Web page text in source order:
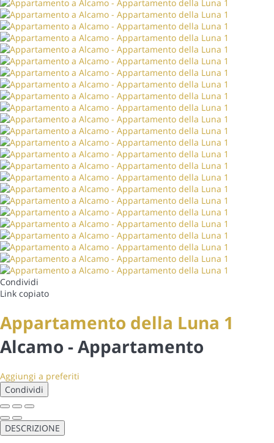
Condividi
Link copiato
Appartamento della Luna 1
Alcamo -Appartamento
Aggiungi a preferiti
Condividi
DESCRIZIONE